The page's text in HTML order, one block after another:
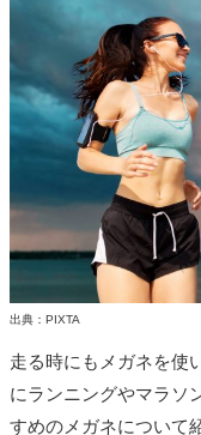
出典：PIXTA
走る時にもメガネを使
にランニングやマラソ
すめのメガネについて